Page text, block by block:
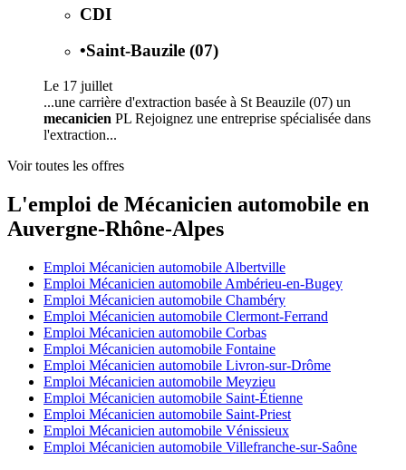
CDI
•Saint-Bauzile (07)
Le 17 juillet
...une carrière d'extraction basée à St Beauzile (07) un
mecanicien PL Rejoignez une entreprise spécialisée dans
l'extraction...
Voir toutes les offres
L'emploi de Mécanicien automobile en
Auvergne-Rhône-Alpes
Emploi Mécanicien automobile Albertville
Emploi Mécanicien automobile Ambérieu-en-Bugey
Emploi Mécanicien automobile Chambéry
Emploi Mécanicien automobile Clermont-Ferrand
Emploi Mécanicien automobile Corbas
Emploi Mécanicien automobile Fontaine
Emploi Mécanicien automobile Livron-sur-Drôme
Emploi Mécanicien automobile Meyzieu
Emploi Mécanicien automobile Saint-Étienne
Emploi Mécanicien automobile Saint-Priest
Emploi Mécanicien automobile Vénissieux
Emploi Mécanicien automobile Villefranche-sur-Saône